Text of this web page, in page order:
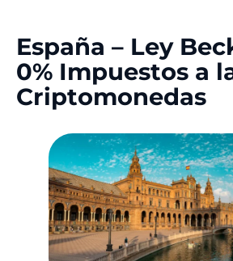
España – Ley
0% Impuestos a
Criptomonedas